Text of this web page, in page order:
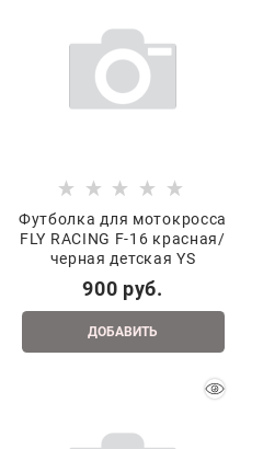
Футболка для мотокросса
FLY RACING F-16 красная/
черная детская YS
900 руб.
ДОБАВИТЬ